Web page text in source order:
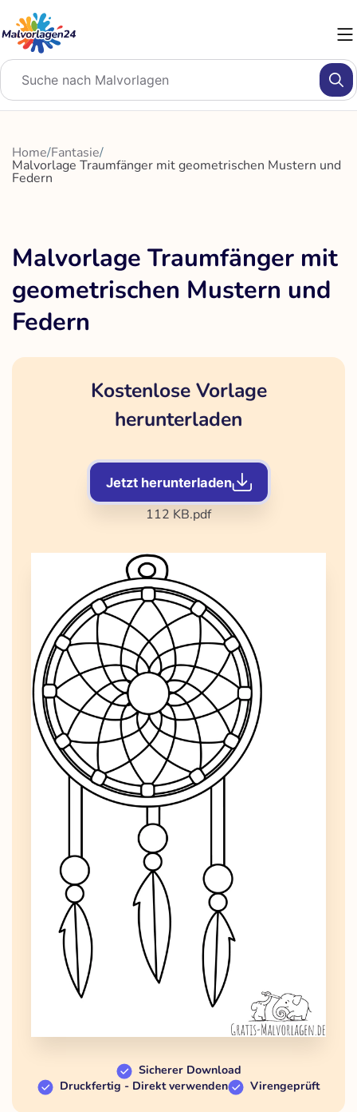
Inhalt
springen
Home/Fantasie/
Malvorlage Traumfänger mit geometrischen Mustern und
Federn
Malvorlage Traumfänger mit
geometrischen Mustern und
Federn
Kostenlose Vorlage
herunterladen
Jetzt herunterladen
112 KB.pdf
Sicherer Download
Druckfertig - Direkt verwenden
Virengeprüft